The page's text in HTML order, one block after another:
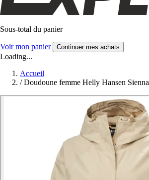
Sous-total du panier
Voir mon panier Continuer mes achats
Loading...
Accueil
/ Doudoune femme Helly Hansen Sienna